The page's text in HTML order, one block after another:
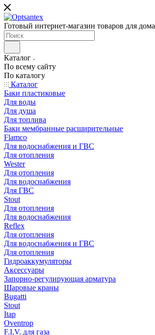
Готовый интернет-магазин товаров для дома
Каталог
По всему сайту
По каталогу
Каталог
Баки пластиковые
Для воды
Для душа
Для топлива
Баки мембранные расширительные
Flamco
Для водоснабжения и ГВС
Для отопления
Wester
Для отопления
Для водоснабжения
Для ГВС
Stout
Для отопления
Для водоснабжения
Reflex
Для отопления
Для водоснабжения и ГВС
Для отопления
Гидроаккумуляторы
Аксессуары
Запорно-регулирующая арматура
Шаровые краны
Bugatti
Stout
Itap
Oventrop
F.I.V. для газа